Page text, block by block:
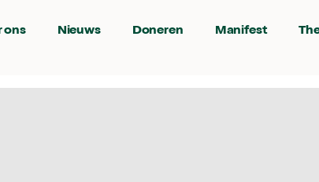
ons Nieuws Doneren Manifest